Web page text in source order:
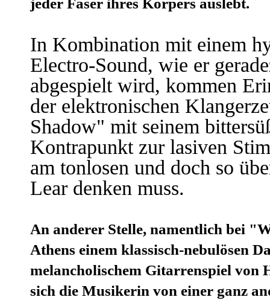
In Kombination mit einem
Electro-Sound, wie er
abgespielt wird, kommen
der elektronischen
Shadow" mit seinem
Kontrapunkt zur lasiven
am tonlosen und doch so
Lear denken muss.
An anderer Stelle, namentlich bei
Athens einem klassisch-nebulösen
melancholischem Gitarrenspiel von
sich die Musikerin von einer ganz